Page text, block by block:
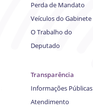
Perda de Mandato
Veículos do Gabinete
O Trabalho do
Deputado
Transparência
Informações Públicas
Atendimento